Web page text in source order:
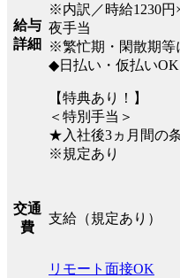
給与
詳細
※内訳／時給1230円
夜手当
※繁忙期・閑散期等
◆日払い・仮払いOK
【特典あり！】
＜特別手当＞
★入社後3ヵ月間の
※規定あり
交通
費
支給（規定あり）
リモート面接OK